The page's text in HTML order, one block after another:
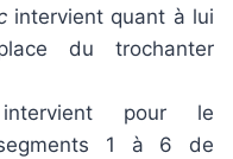
intervient quant à lui
du trochanter
pour le
1 à 6 de